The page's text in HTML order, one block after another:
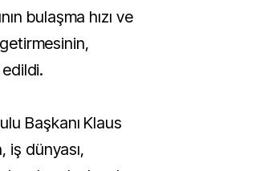
bulaşma hızı ve
Başkanı Klaus
iş dünyası,